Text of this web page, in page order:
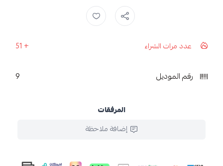
عدد مرات الشراء 55
رقم الموديل 9
المرفقات
إضافة ملاحظة